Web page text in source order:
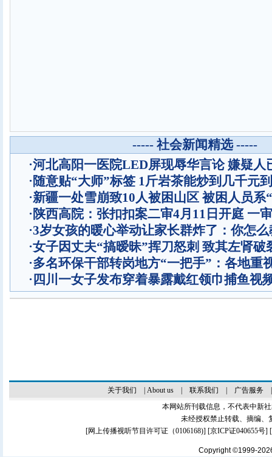
----- 社会新闻精选 -----
·河北高阳一医院LED屏现辱华言论 嫌疑人
·随意贴“大师”标签 1斤岩茶能炒到几千元
·新疆一处雪崩致10人被困山区 被困人员系
·陕西高院：张扣扣案二审4月11日开庭 一
·3岁女孩的暖心举动让家长群炸了：你怎
·女子因丈夫“搞暧昧”挥刀怒刺 致其左肾破
·多名环保干部转岗地方“一把手”：各地重
· 四川一女子发布穿着暴露戴红领巾捕鱼视
关于我们 About us| 联系我们 广告服务
本网站所刊载信息，不代表中新
未经授权禁止转载、摘编、
[网上传播视听节目许可证（0106168)] [京ICP证040655号]
Copyright ©1999-